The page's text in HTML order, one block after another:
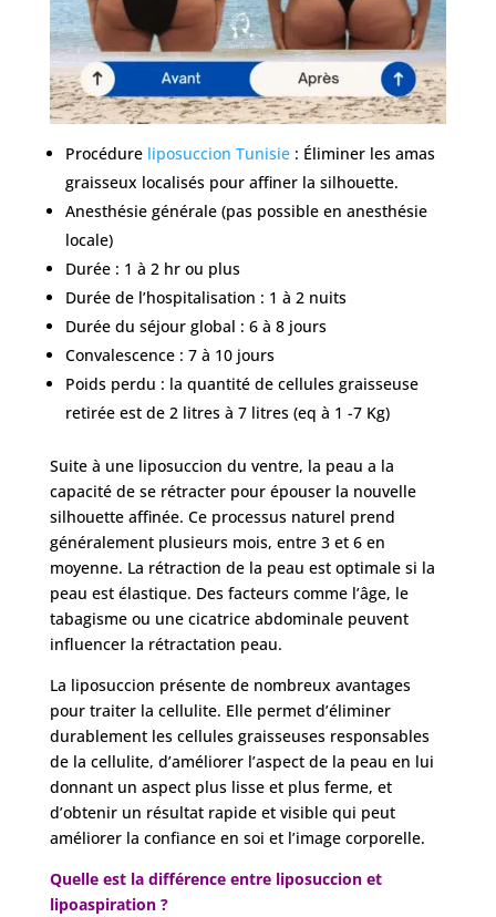
Nos
chirurgiens
FAQ
Services
cliniques
Nos
articles
Avant
/
Après
Devis
Gratuit
Procédure liposuccion Tunisie: Éliminer les amas
graisseux localisés pour affiner la silhouette.
Anesthésie générale (pas possible en anesthésie
locale)
Durée : 1 à 2 hr ou plus
Durée de l’hospitalisation : 1 à 2 nuits
Durée du séjour global : 6 à 8 jours
Convalescence : 7 à 10 jours
Poids perdu : la quantité de cellules graisseuse
retirée est de 2 litres à 7 litres (eq à 1 -7 Kg)
Suite à une liposuccion du ventre, la peau a la
capacité de se rétracter pour épouser la nouvelle
silhouette affinée. Ce processus naturel prend
généralement plusieurs mois, entre 3 et 6 en
moyenne. La rétraction de la peau est optimale si la
peau est élastique. Des facteurs comme l’âge, le
tabagisme ou une cicatrice abdominale peuvent
influencer la rétractation peau.
La liposuccion présente de nombreux avantages
pour traiter la cellulite. Elle permet d’éliminer
durablement les cellules graisseuses responsables
de la cellulite, d’améliorer l’aspect de la peau en lui
donnant un aspect plus lisse et plus ferme, et
d’obtenir un résultat rapide et visible qui peut
améliorer la confiance en soi et l’image corporelle.
Quelle est la différence entre liposuccion et
lipoaspiration ?